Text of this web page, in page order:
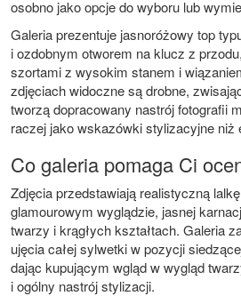
osobno jako opcje do wyboru lub
Galeria prezentuje jasnoróżowy top
i ozdobnym otworem na klucz z
szortami z wysokim stanem i
zdjęciach widoczne są drobne,
tworzą dopracowany nastrój fotografii
raczej jako wskazówki stylizacyjne niż
Co galeria pomaga Ci
Zdjęcia przedstawiają realistyczną
glamourowym wyglądzie, jasnej
twarzy i krągłych kształtach. Galeria
ujęcia całej sylwetki w pozycji
dając kupującym wgląd w wygląd
i ogólny nastrój stylizacji.